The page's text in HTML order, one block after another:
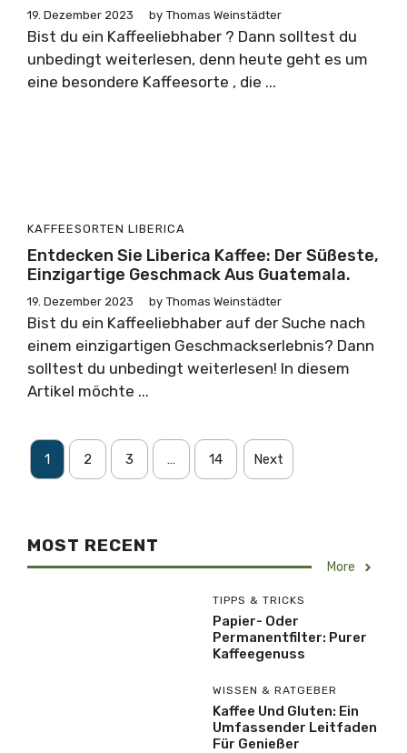
19. Dezember 2023 by Thomas Weinstädter
Bist du ein Kaffeeliebhaber ? Dann solltest du
unbedingt weiterlesen, denn heute geht es um
eine besondere Kaffeesorte , die ...
KAFFEESORTEN LIBERICA
Entdecken Sie Liberica Kaffee: Der Süßeste,
Einzigartige Geschmack Aus Guatemala.
19. Dezember 2023 by Thomas Weinstädter
Bist du ein Kaffeeliebhaber auf der Suche nach
einem einzigartigen Geschmackserlebnis? Dann
solltest du unbedingt weiterlesen! In diesem
Artikel möchte ...
1 2 3 … 14 Next
MOST RECENT
More
TIPPS & TRICKS
Papier- Oder
Permanentfilter: Purer
Kaffeegenuss
WISSEN & RATGEBER
Kaffee Und Gluten: Ein
Umfassender Leitfaden
Für Genießer